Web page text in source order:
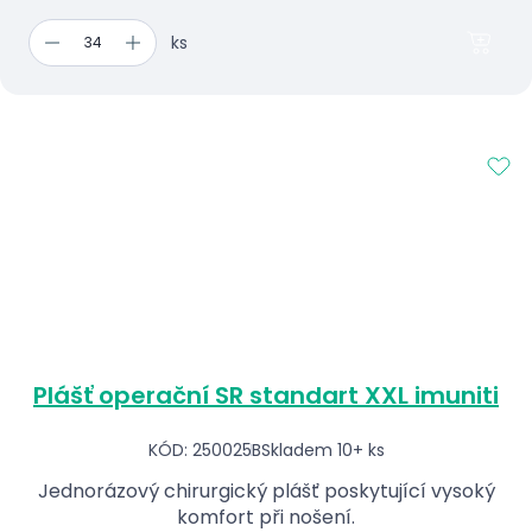
ks
Plášť operační SR standart XXL imuniti
KÓD: 250025BSkladem 10+ ks
Jednorázový chirurgický plášť poskytující vysoký
komfort při nošení.